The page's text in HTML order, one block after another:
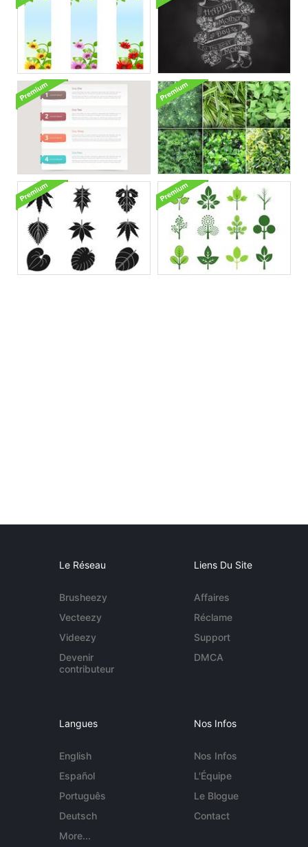
Le Réseau
Brusheezy
Vecteezy
Videezy
Devenir
contributeur
Liens Du Site
Affaires
Réclame
Support
DMCA
Langues
English
Español
Português
Deutsch
More...
Nos Infos
Nos Infos
L'Équipe
Le Blogue
Contact